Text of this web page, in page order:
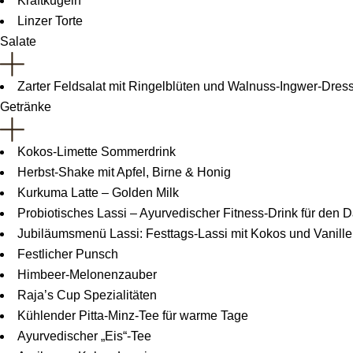
Linzer Torte
Salate
Zarter Feldsalat mit Ringelblüten und Walnuss-Ingwer-
Getränke
Kokos-Limette Sommerdrink
Herbst-Shake mit Apfel, Birne & Honig
Kurkuma Latte – Golden Milk
Probiotisches Lassi – Ayurvedischer Fitness-Drink für den
Jubiläumsmenü Lassi: Festtags-Lassi mit Kokos und Vanille
Festlicher Punsch
Himbeer-Melonenzauber
Raja’s Cup Spezialitäten
Kühlender Pitta-Minz-Tee für warme Tage
Ayurvedischer „Eis“-Tee